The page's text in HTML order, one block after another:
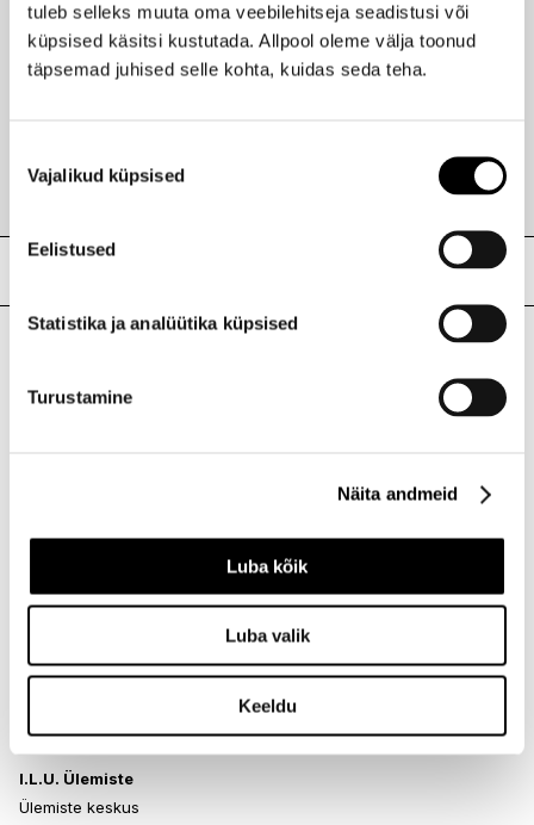
tuleb selleks muuta oma veebilehitseja seadistusi või
küpsised käsitsi kustutada. Allpool oleme välja toonud
täpsemad juhised selle kohta, kuidas seda teha.
valik
Vajalikud küpsised
Eelistused
Statistika ja analüütika küpsised
Turustamine
Näita andmeid
Luba kõik
Luba valik
Keeldu
Ilus
SIGNATURE BY SILLAGE
Oud EdP 100ml +15ml
Kristiine Kaubanduskeskus
Rocca al Mare Kaubanduskeskus
Avatud E-L 10-21 P 10-19
I.L.U. Ülemiste
Ülemiste keskus